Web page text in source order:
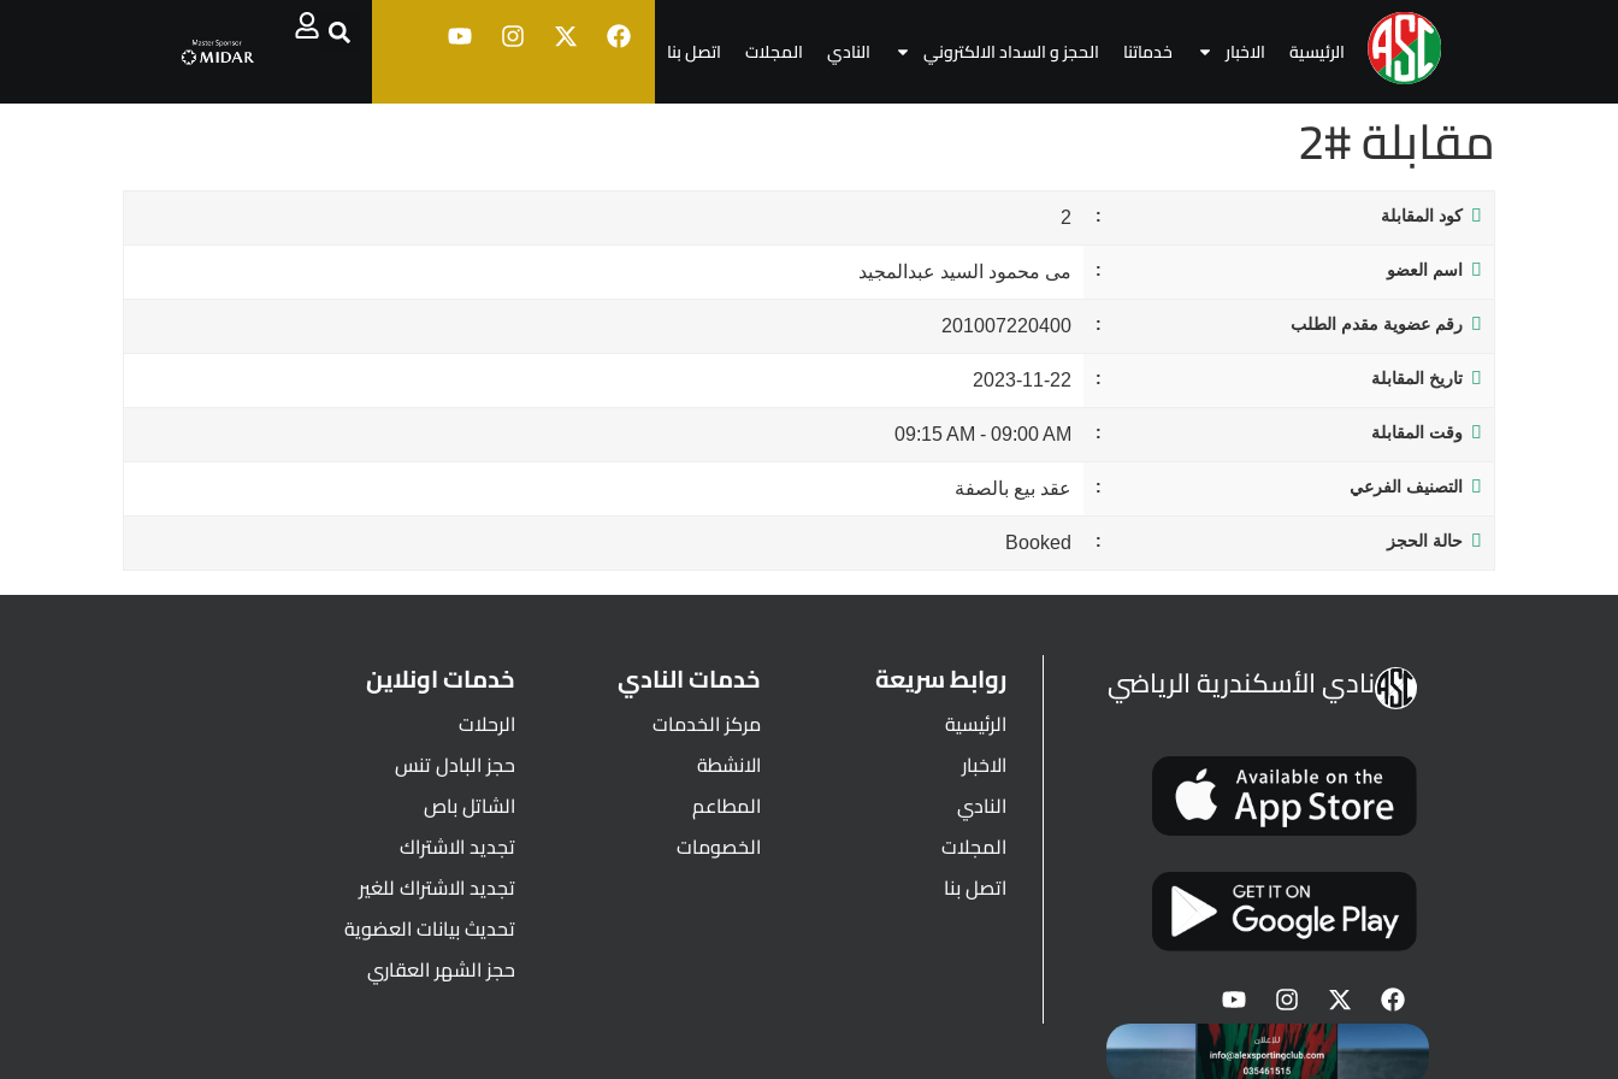
الرئيسية الاخبار خدماتنا الحجز و السداد الالكتروني النادي المجلات اتصل بنا
مقابلة #2
كود المقابلة 2
اسم العضو مى محمود السيد عبدالمجيد
رقم عضوية مقدم الطلب 201007220400
تاريخ المقابلة 2023-11-22
وقت المقابلة 09:00 AM
-
09:15 AM
التصنيف الفرعي عقد بيع بالصفة
حالة الحجز Booked
نادي الأسكندرية الرياضي روابط سريعة
الرئيسية
الاخبار
النادي
المجلات
اتصل بنا
خدمات النادي
مركز الخدمات
الانشطة
المطاعم
الخصومات
خدمات اونلاين
الرحلات
حجز البادل تنس
الشاتل باص
تجديد الاشتراك
تجديد الاشتراك للغير
تحديث بيانات العضوية
حجز الشهر العقاري